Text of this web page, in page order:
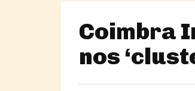
Coimbra
nos